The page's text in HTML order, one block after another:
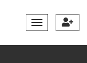
Toggle
Navigation